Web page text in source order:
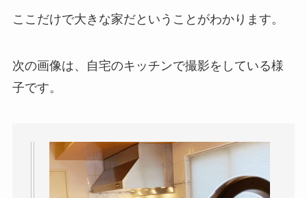
ここだけで大きな家だということがわかります。
次の画像は、自宅のキッチンで撮影をしている様
子です。